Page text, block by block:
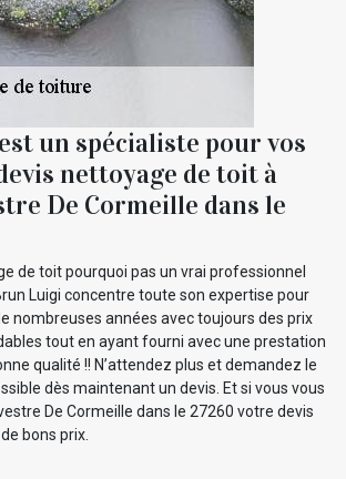
un spécialiste pour vos
nettoyage de toit à
De Cormeille dans le
de toit pourquoi pas un vrai professionnel
Luigi concentre toute son expertise pour
nombreuses années avec toujours des prix
tout en ayant fourni avec une prestation
qualité !! N’attendez plus et demandez le
dès maintenant un devis. Et si vous vous
De Cormeille dans le 27260 votre devis
bons prix.